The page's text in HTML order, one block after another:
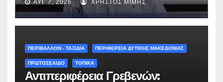
πραγματικότητα – Σας
περιμένουμε όλους το Σάββατο
(audio)
ΑΥΓ 7, 2026 ΧΡΉΣΤΟΣ ΜΊΜΗΣ
ΠΕΡΙΒΑΛΛΟΝ - ΤΑΞΙΔΙΑ ΠΕΡΙΦΕΡΕΙΑ ΔΥΤΙΚΗΣ ΜΑΚΕΔΟΝΙΑΣ
ΠΡΩΤΟΣΕΛΙΔΟ ΤΟΠΙΚΑ
Αντιπεριφέρεια Γρεβενών: